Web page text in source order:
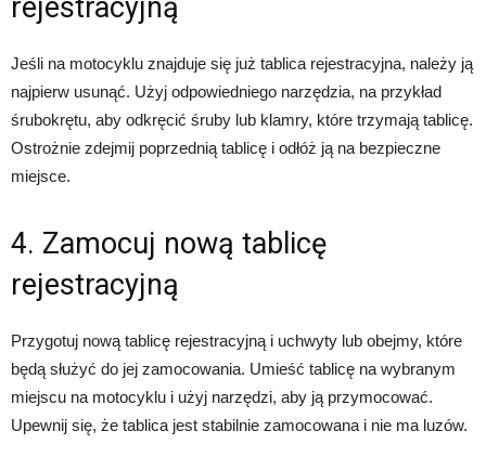
rejestracyjną
Jeśli na motocyklu znajduje się już tablica rejestracyjna, należy ją
najpierw usunąć. Użyj odpowiedniego narzędzia, na przykład
śrubokrętu, aby odkręcić śruby lub klamry, które trzymają tablicę.
Ostrożnie zdejmij poprzednią tablicę i odłóż ją na bezpieczne
miejsce.
4. Zamocuj nową tablicę
rejestracyjną
Przygotuj nową tablicę rejestracyjną i uchwyty lub obejmy, które
będą służyć do jej zamocowania. Umieść tablicę na wybranym
miejscu na motocyklu i użyj narzędzi, aby ją przymocować.
Upewnij się, że tablica jest stabilnie zamocowana i nie ma luzów.